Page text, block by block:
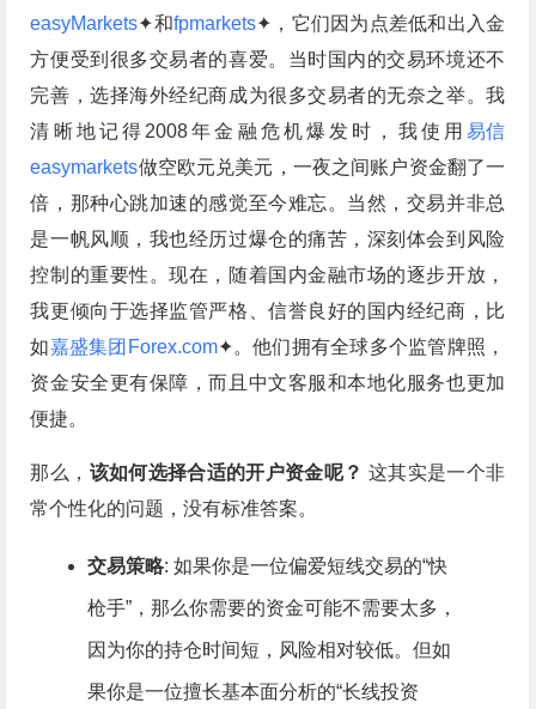
easyMarkets✦和fpmarkets✦，它们因为点差低和出入金
方便受到很多交易者的喜爱。当时国内的交易环境还不
完善，选择海外经纪商成为很多交易者的无奈之举。我
清晰地记得2008年金融危机爆发时，我使用易信
easymarkets做空欧元兑美元，一夜之间账户资金翻了一
倍，那种心跳加速的感觉至今难忘。当然，交易并非总
是一帆风顺，我也经历过爆仓的痛苦，深刻体会到风险
控制的重要性。现在，随着国内金融市场的逐步开放，
我更倾向于选择监管严格、信誉良好的国内经纪商，比
如嘉盛集团Forex.com✦。他们拥有全球多个监管牌照，
资金安全更有保障，而且中文客服和本地化服务也更加
便捷。
那么， 该如何选择合适的开户资金呢？ 这其实是一个非
常个性化的问题，没有标准答案。
交易策略: 如果你是一位偏爱短线交易的“快
枪手”，那么你需要的资金可能不需要太多，
因为你的持仓时间短，风险相对较低。但如
果你是一位擅长基本面分析的“长线投资